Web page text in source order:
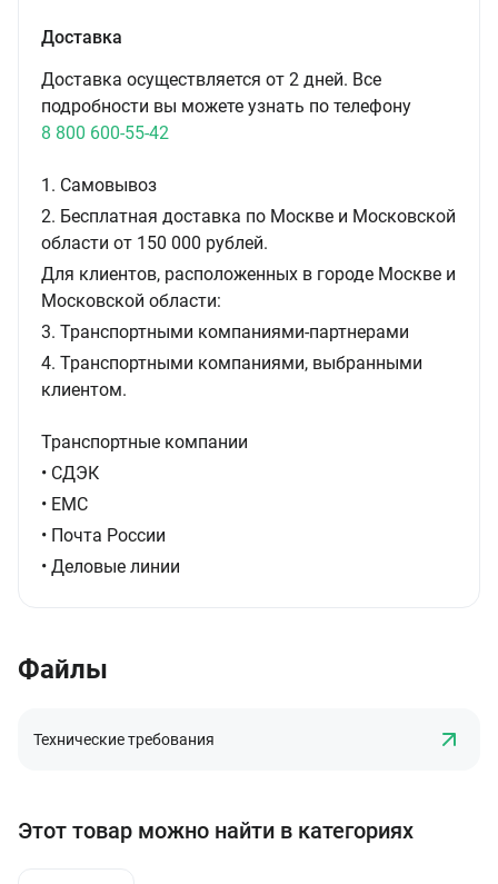
Доставка
Доставка осуществляется от 2 дней. Все
подробности вы можете узнать по телефону
8 800 600-55-42
1. Самовывоз
2. Бесплатная доставка по Москве и Московской
области от 150 000 рублей.
Для клиентов, расположенных в городе Москве и
Московской области:
3. Транспортными компаниями-партнерами
4. Транспортными компаниями, выбранными
клиентом.
Транспортные компании
• СДЭК
• ЕМС
• Почта России
• Деловые линии
Файлы
Технические требования
Этот товар можно найти в категориях